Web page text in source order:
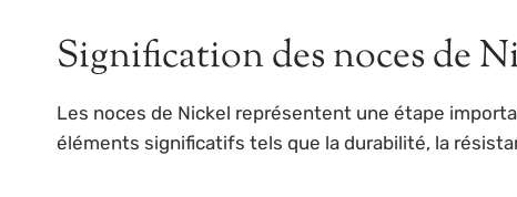
Signification des noces de
Les noces de Nickel représentent une étape
éléments significatifs tels que la durabilité, la